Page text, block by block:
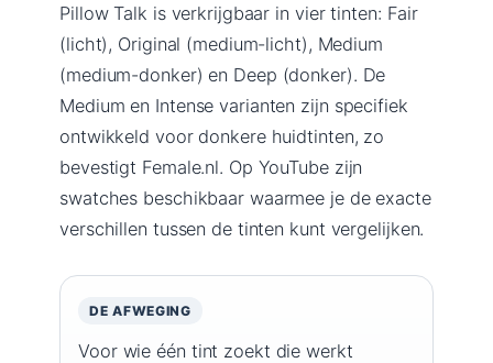
Pillow Talk is verkrijgbaar in vier tinten: Fair
(licht), Original (medium-licht), Medium
(medium-donker) en Deep (donker). De
Medium en Intense varianten zijn specifiek
ontwikkeld voor donkere huidtinten, zo
bevestigt Female.nl. Op YouTube zijn
swatches beschikbaar waarmee je de exacte
verschillen tussen de tinten kunt vergelijken.
DE AFWEGING
Voor wie één tint zoekt die werkt